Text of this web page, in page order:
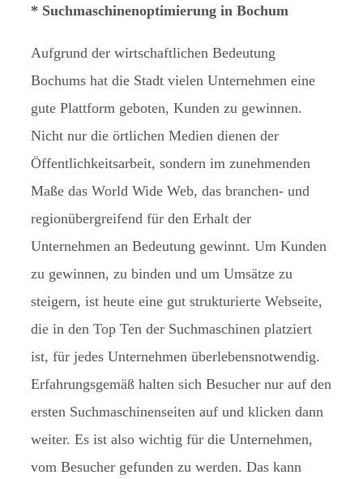
* Suchmaschinenoptimierung in Bochum
Aufgrund der wirtschaftlichen Bedeutung
Bochums hat die Stadt vielen Unternehmen eine
gute Plattform geboten, Kunden zu gewinnen.
Nicht nur die örtlichen Medien dienen der
Öffentlichkeitsarbeit, sondern im zunehmenden
Maße das World Wide Web, das branchen- und
regionübergreifend für den Erhalt der
Unternehmen an Bedeutung gewinnt. Um Kunden
zu gewinnen, zu binden und um Umsätze zu
steigern, ist heute eine gut strukturierte Webseite,
die in den Top Ten der Suchmaschinen platziert
ist, für jedes Unternehmen überlebensnotwendig.
Erfahrungsgemäß halten sich Besucher nur auf den
ersten Suchmaschinenseiten auf und klicken dann
weiter. Es ist also wichtig für die Unternehmen,
vom Besucher gefunden zu werden. Das kann